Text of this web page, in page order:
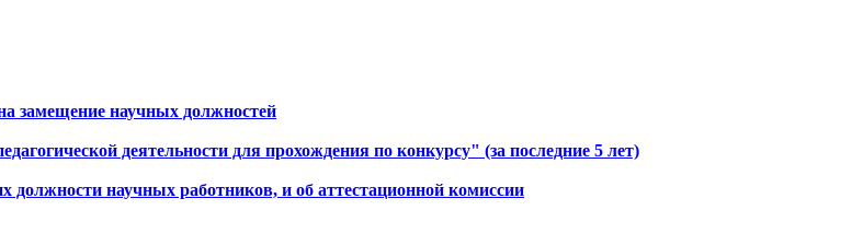
замещение научных должностей
деятельности для прохождения по конкурсу" (за последние 5 лет)
научных работников, и об аттестационной комиссии